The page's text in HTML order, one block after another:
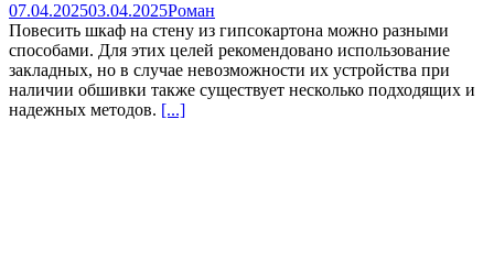
07.04.202503.04.2025Роман
Повесить шкаф на стену из гипсокартона можно разными
способами. Для этих целей рекомендовано использование
закладных, но в случае невозможности их устройства при
наличии обшивки также существует несколько подходящих и
надежных методов. [...]